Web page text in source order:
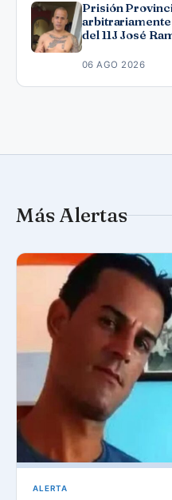
Prisión
del 11J José
06 AGO 2026
Más Alertas
ALERTA